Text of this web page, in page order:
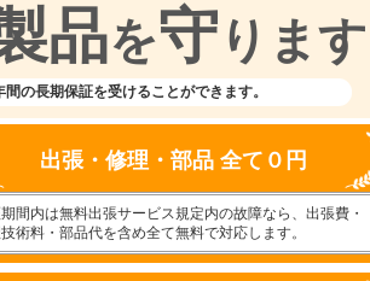
品を守 ります
の長期保証を受けることができます。
出張・修理・部品 全て０円
間内は無料出張サービス規定内の故障なら、出張費・
術料・部品代を含め全て無料で対応します。